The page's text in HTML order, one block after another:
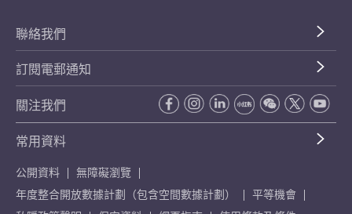
聯絡我們
訂閱電郵通知
關注我們
常用資料
公開資料
無障礙瀏覽
年度整合開放數據計劃（包含空間數據計劃）
平等機會